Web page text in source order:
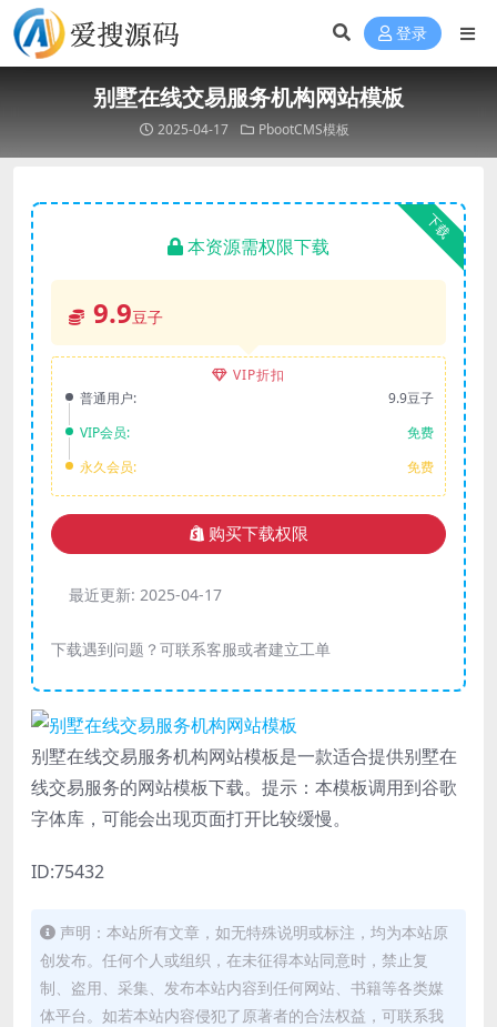
登录
别墅在线交易服务机构网站模板
2025-04-17 PbootCMS模板
下载
本资源需权限下载
9.9豆子
VIP折扣
普通用户:
9.9豆子
VIP会员:
免费
永久会员:
免费
购买下载权限
最近更新: 2025-04-17
下载遇到问题？可联系客服或者建立工单
别墅在线交易服务机构网站模板是一款适合提供别墅在
线交易服务的网站模板下载。提示：本模板调用到谷歌
字体库，可能会出现页面打开比较缓慢。
ID:75432
声明：本站所有文章，如无特殊说明或标注，均为本站原
创发布。任何个人或组织，在未征得本站同意时，禁止复
制、盗用、采集、发布本站内容到任何网站、书籍等各类媒
体平台。如若本站内容侵犯了原著者的合法权益，可联系我